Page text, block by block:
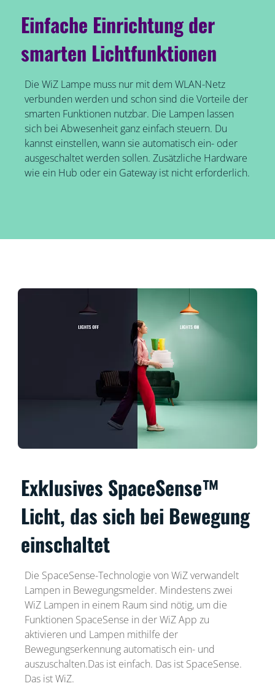
Einfache Einrichtung der
smarten Lichtfunktionen
Die WiZ Lampe muss nur mit dem WLAN-Netz
verbunden werden und schon sind die Vorteile der
smarten Funktionen nutzbar. Die Lampen lassen
sich bei Abwesenheit ganz einfach steuern. Du
kannst einstellen, wann sie automatisch ein- oder
ausgeschaltet werden sollen. Zusätzliche Hardware
wie ein Hub oder ein Gateway ist nicht erforderlich.
Exklusives SpaceSense™
Licht, das sich bei Bewegung
einschaltet
Die SpaceSense-Technologie von WiZ verwandelt
Lampen in Bewegungsmelder. Mindestens zwei
WiZ Lampen in einem Raum sind nötig, um die
Funktionen SpaceSense in der WiZ App zu
aktivieren und Lampen mithilfe der
Bewegungserkennung automatisch ein- und
auszuschalten.Das ist einfach. Das ist SpaceSense.
Das ist WiZ.